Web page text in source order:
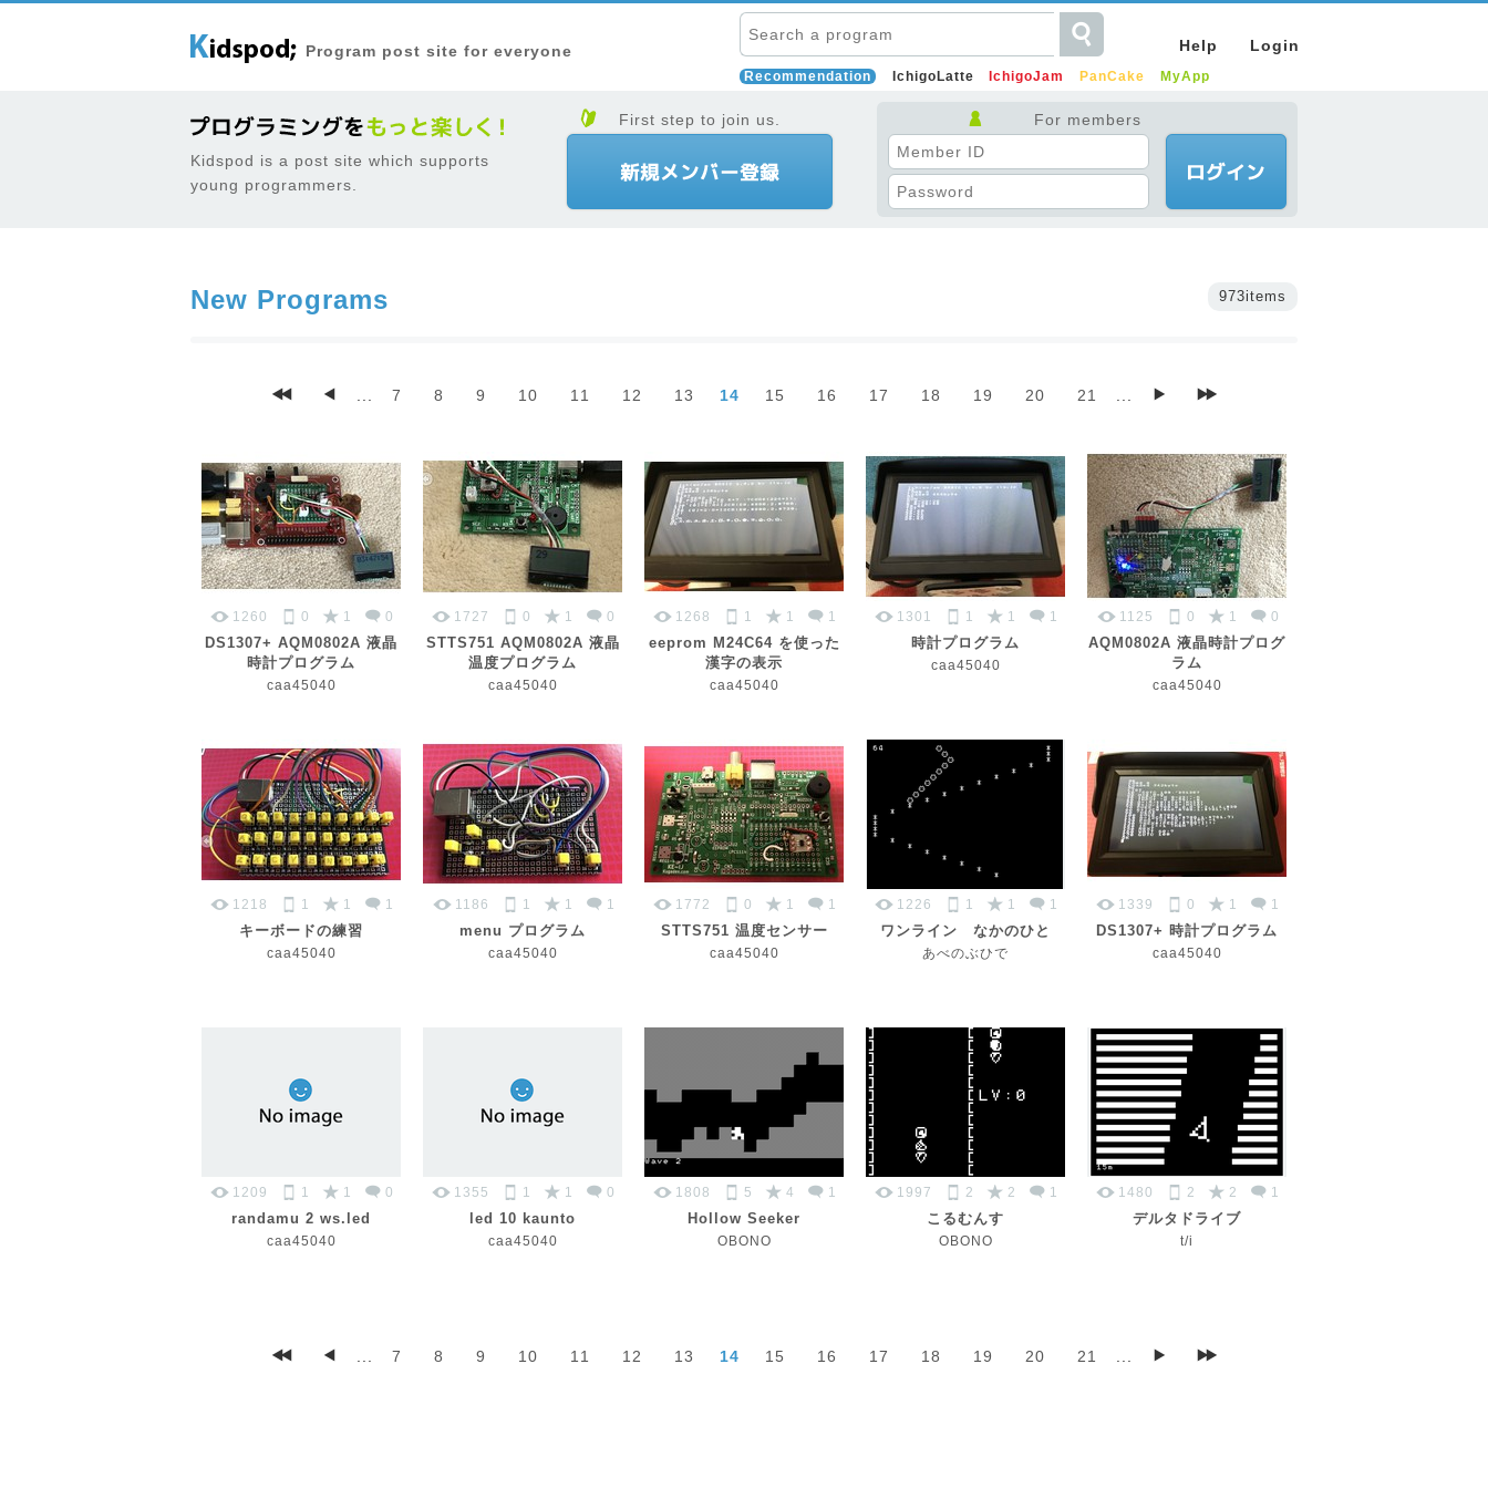
Program post site for everyone Help Login
Recommendation IchigoLatte IchigoJam PanCake MyApp
Kidspod is a post site which supports
young programmers.
First step to join us. For members
New Programs 973items
7 8 9 10 11 12 13 14 15 16 17 18 19 20 21
1260 0 1 0
DS1307+ AQM0802A 液晶
時計プログラム
caa45040
1727 0 1 0
STTS751 AQM0802A 液晶
温度プログラム
caa45040
1268 1 1 1
eeprom M24C64 を使った
漢字の表示
caa45040
1301 1 1 1
時計プログラム
caa45040
1125 0 1 0
AQM0802A 液晶時計プログ
ラム
caa45040
1218 1 1 1
キーボードの練習
caa45040
1186 1 1 1
menu プログラム
caa45040
1772 0 1 1
STTS751 温度センサー
caa45040
1226 1 1 1
ワンライン なかのひと
あべのぶひで
1339 0 1 1
DS1307+ 時計プログラム
caa45040
1209 1 1 0
randamu 2 ws.led
caa45040
1355 1 1 0
led 10 kaunto
caa45040
1808 5 4 1
Hollow Seeker
OBONO
1997 2 2 1
こるむんす
OBONO
1480 2 2 1
デルタドライブ
t/i
7 8 9 10 11 12 13 14 15 16 17 18 19 20 21